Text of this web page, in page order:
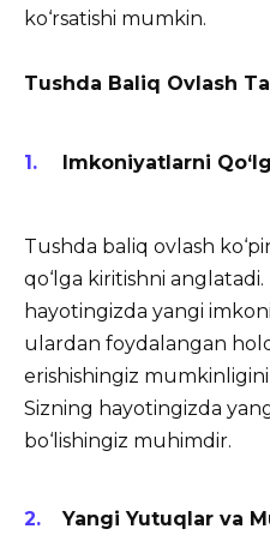
ko‘rsatishi mumkin.
Tushda Baliq Ovlash
Imkoniyatlarni
Tushda baliq ovlash
qo‘lga kiritishni
hayotingizda yangi
ulardan foydalangan
erishishingiz
Sizning hayotingizda
bo‘lishingiz muhimdir.
Yangi Yutuqlar va